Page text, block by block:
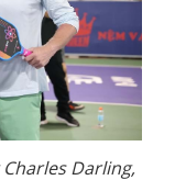
Darling,